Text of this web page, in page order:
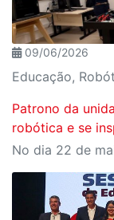
09/06/2026
Educação,
Patrono da
robótica e se